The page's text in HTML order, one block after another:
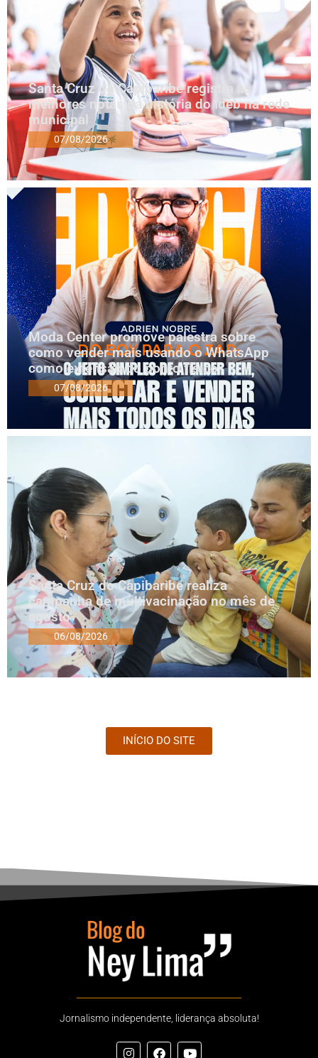
Santa Cruz do Capibaribe registra as
melhores notas da história do Ideb na rede
municipal
07/08/2026
Moda Center promove palestra sobre
como vender mais usando o WhatsApp
como extensão do ponto físico
07/08/2026
Santa Cruz do Capibaribe realiza
campanha de multivacinação no mês de
agosto
06/08/2026
INÍCIO DO SITE
Jornalismo independente, liderança absoluta!